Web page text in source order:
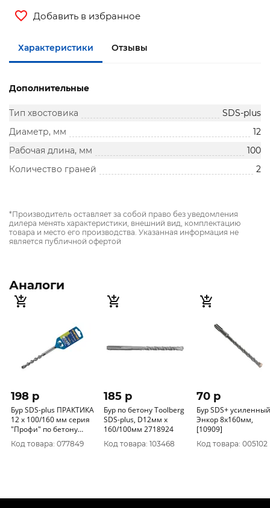
Добавить в избранное
Характеристики Отзывы
Дополнительные
Тип хвостовика
SDS-plus
Диаметр, мм
12
Рабочая длина, мм
100
Количество граней
2
*Производитель оставляет за собой право без уведомления
дилера менять характеристики, внешний вид, комплектацию
товара и место его производства. Указанная информация не
является публичной офертой
Аналоги
198 p
Бур SDS-plus ПРАКТИКА
12 х 100/160 мм серия
"Профи" по бетону
033-697
Код товара: 077849
185 p
Бур по бетону Toolberg
SDS-plus, D12мм x
160/100мм 2718924
Код товара: 103468
70 p
Бур SDS+ усиленный
Энкор 8x160мм,
[10909]
Код товара: 005102